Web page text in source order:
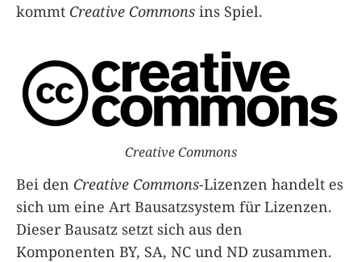
kommt Creative Commons ins Spiel.
Creative Commons
Bei den Creative Commons-Lizenzen handelt es
sich um eine Art Bausatzsystem für Lizenzen.
Dieser Bausatz setzt sich aus den
Komponenten BY, SA, NC und ND zusammen.